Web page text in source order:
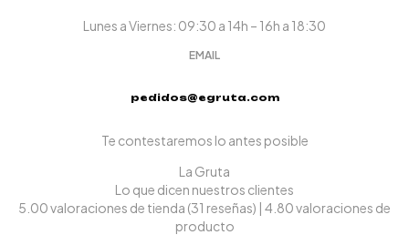
Lunes a Viernes: 09:30 a 14h – 16h a 18:30
EMAIL
pedidos@egruta.com
Te contestaremos lo antes posible
La Gruta
Lo que dicen nuestros clientes
5.00 valoraciones de tienda (31 reseñas) | 4.80 valoraciones de
producto